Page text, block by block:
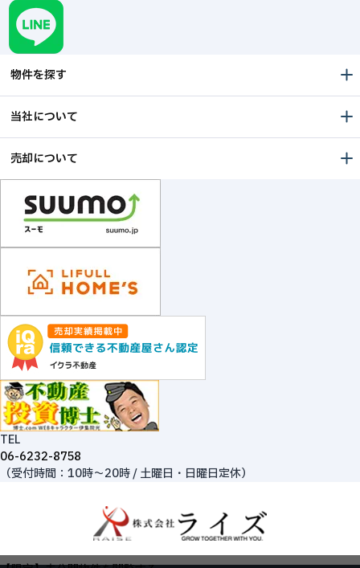
物件を探す
当社について
売却について
TEL
06-6232-8758
（受付時間：10時～20時 / 土曜日・日曜日定休）